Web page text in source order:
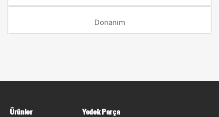
Donanım
Ürünler Yedek Parça